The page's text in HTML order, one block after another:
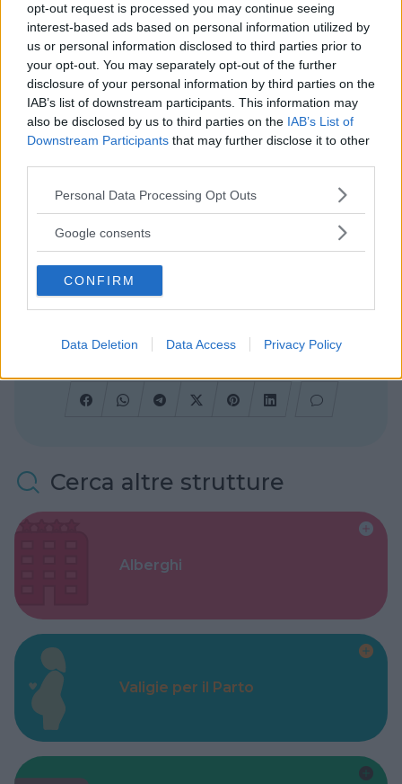
opt-out request is processed you may continue seeing
interest-based ads based on personal information utilized by
us or personal information disclosed to third parties prior to
your opt-out. You may separately opt-out of the further
disclosure of your personal information by third parties on the
IAB’s list of downstream participants. This information may
also be disclosed by us to third parties on the IAB’s List of
Downstream Participants that may further disclose it to other
Please note that this website/app uses one or more Google
not limited to your visit or usage behaviour. You may click to
use your data for below specified purposes in below Google
consent section.
Personal Data Processing Opt Outs
Google consents
CONFIRM
Data Deletion Data Access Privacy Policy
Si trova all’interno del Golfo di Baratti, a cui si accede
dalla strada provinciale della Principessa SP 23 che
unisce San Vincenzo a Piombino, con ampia
segnalazione in loco. Cartelli direzionali turistici
marroni sono presenti all’uscita San Vincenzo nord
della SS Aurelia1 bis, sulla strada di ingresso a
Piombino (all’altezza della frazione Fiorentina), sulla
strada Aurelia 1 ad un km a nord di Venturina.
Collegamenti
In treno.
Non ci sono collegamenti autobus dalla stazione di
Campiglia Marittima. Per raggiungere il Parco è
possibile prendere un taxi
Cerca altre strutture
Alberghi
Valigie per il Parto